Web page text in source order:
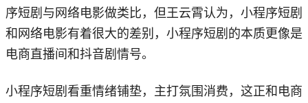
序短剧与网络电影做类比，但王云霄认为，小程序短剧
和网络电影有着很大的差别，小程序短剧的本质更像是
电商直播间和抖音剧情号。
小程序短剧看重情绪铺垫，主打氛围消费，这正和电商